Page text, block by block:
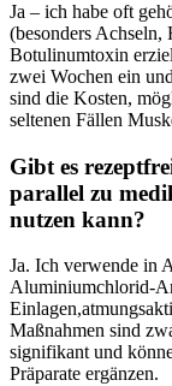
Ja‍ – ich ‌habe oft
⁤(besonders‌ Achseln,
Botulinumtoxin
⁤zwei Wochen ein‌
sind die Kosten,
seltenen Fällen
Gibt es
parallel zu
nutzen kann?
Ja.‌ Ich verwende⁢ in⁢
Aluminiumchlorid-
Maßnahmen sind
signifikant und
Präparate⁢ ergänzen.